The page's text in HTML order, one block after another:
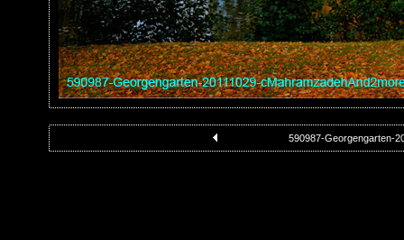
590987-Georgengarten-